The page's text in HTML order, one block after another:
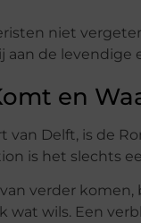
niet
aan de levendige
en
van Delft, is de
is het slechts
verder
wat wils. Een